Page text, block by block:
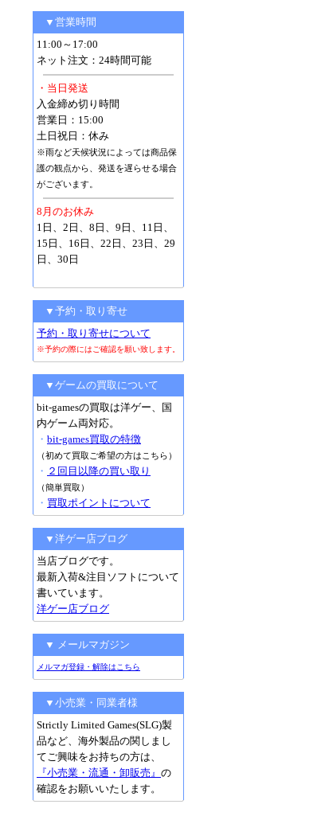
▼営業時間
11:00～17:00
ネット注文：24時間可能
・当日発送
入金締め切り時間
営業日：15:00
土日祝日：休み
※雨など天候状況によっては商品保
護の観点から、発送を遅らせる場合
がございます。
8月のお休み
1日、2日、8日、9日、11日、
15日、16日、22日、23日、29
日、30日
▼予約・取り寄せ
予約・取り寄せについて
※予約の際にはご確認を願い致します。
▼ゲームの買取について
bit-gamesの買取は洋ゲー、国
内ゲーム両対応。
・ bit-games買取の特徴
（初めて買取ご希望の方はこちら）
・ ２回目以降の買い取り
（簡単買取）
・ 買取ポイントについて
▼洋ゲー店ブログ
当店ブログです。
最新入荷&注目ソフトについて
書いています。
洋ゲー店ブログ
▼ メールマガジン
メルマガ登録・解除はこちら
▼小売業・同業者様
Strictly Limited Games(SLG)製
品など、海外製品の関しまし
てご興味をお持ちの方は、
『小売業・流通・卸販売』 の
確認をお願いいたします。